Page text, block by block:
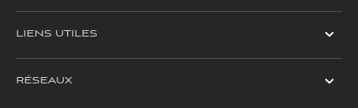
LIENS UTILES
RÉSEAUX